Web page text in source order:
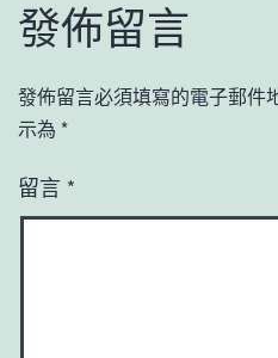
發佈留言
發佈留言必須填寫的電子郵件
示為 *
留言 *